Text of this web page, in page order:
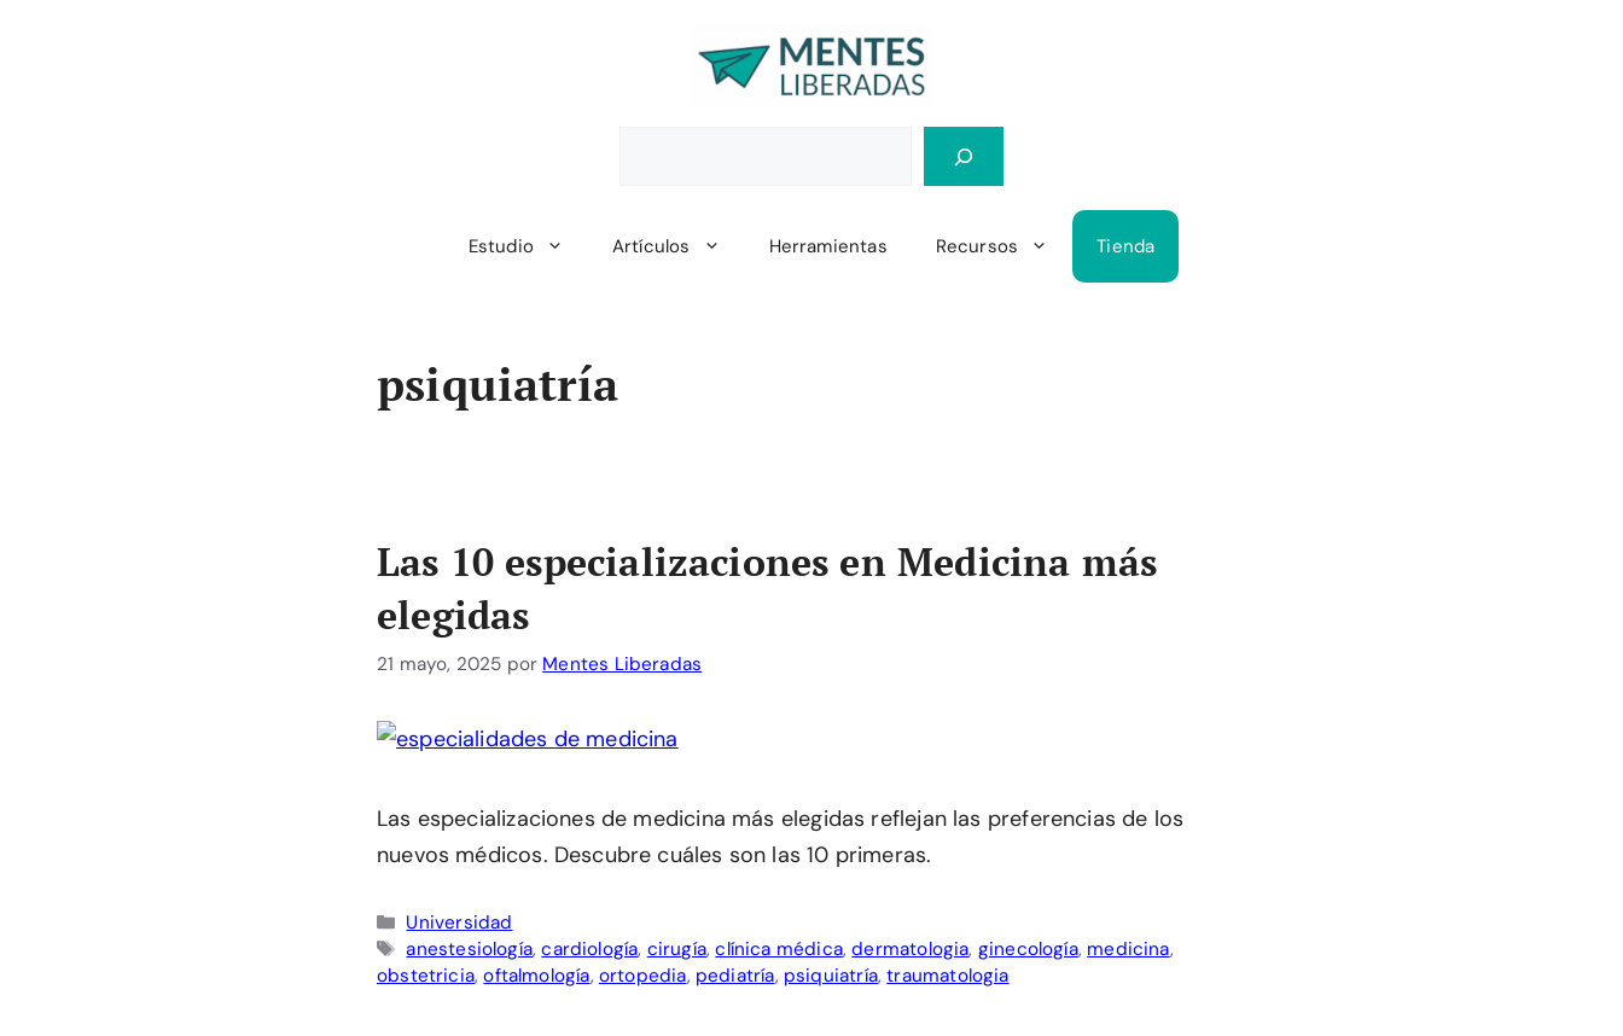
Estudio Artículos Herramientas Recursos Tienda
psiquiatría
Las 10 especializaciones en Medicina más
elegidas
21 mayo, 2025 por Mentes Liberadas
Las especializaciones de medicina más elegidas reflejan las preferencias de los
nuevos médicos. Descubre cuáles son las 10 primeras.
Categorías
Universidad
Etiquetas
anestesiología,cardiología, cirugía,clínica médica,dermatologia, ginecología, medicina,
obstetricia,oftalmología, ortopedia, pediatría, psiquiatría,traumatologia